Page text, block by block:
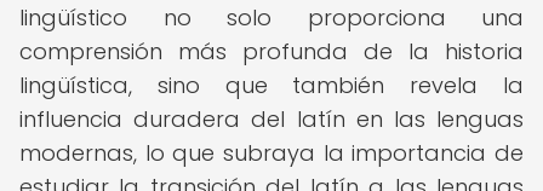
lingüístico no solo proporciona una
comprensión más profunda de la historia
lingüística, sino que también revela la
influencia duradera del latín en las lenguas
modernas, lo que subraya la importancia de